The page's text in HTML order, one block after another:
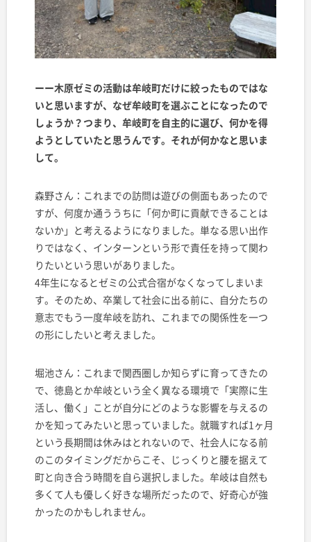
ーー木原ゼミの活動は牟岐町だけに絞ったものではな
いと思いますが、なぜ牟岐町を選ぶことになったので
しょうか？つまり、牟岐町を自主的に選び、何かを得
ようとしていたと思うんです。それが何かなと思いま
して。
森野さん： これまでの訪問は遊びの側面もあったので
すが、何度か通ううちに「何か町に貢献できることは
ないか」と考えるようになりました。単なる思い出作
りではなく、インターンという形で責任を持って関わ
りたいという思いがありました。
4年生になるとゼミの公式合宿がなくなってしまいま
す。そのため、卒業して社会に出る前に、自分たちの
意志でもう一度牟岐を訪れ、これまでの関係性を一つ
の形にしたいと考えました。
堀池さん： これまで関西圏しか知らずに育ってきたの
で、徳島とか牟岐という全く異なる環境で「実際に生
活し、働く」ことが自分にどのような影響を与えるの
かを知ってみたいと思っていました。就職すれば1ヶ月
という長期間は休みはとれないので、社会人になる前
のこのタイミングだからこそ、じっくりと腰を据えて
町と向き合う時間を自ら選択しました。牟岐は自然も
多くて人も優しく好きな場所だったので、好奇心が強
かったのかもしれません。